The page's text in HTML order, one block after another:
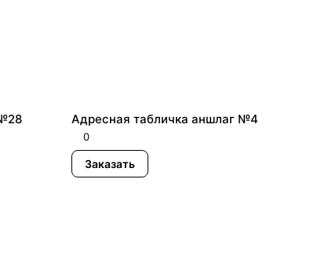
Адресная табличка аншлаг №4
0
Заказать